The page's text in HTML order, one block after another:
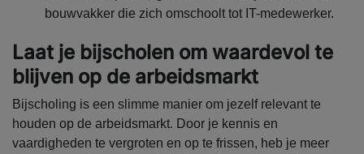
bouwvakker die zich omschoolt tot IT-medewerker.
Laat je bijscholen om waardevol te
blijven op de arbeidsmarkt
Bijscholing is een slimme manier om jezelf relevant te
houden op de arbeidsmarkt. Door je kennis en
vaardigheden te vergroten en op te frissen, heb je meer